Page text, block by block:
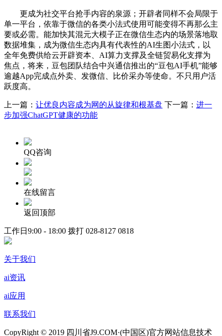
更成为社交平台抢手内容的泉源；开辟者同样不会局限于
单一平台，依靠于微信的各类小法式使用可能变得不再那么主
要或必需。能加快其混元大模子正在微信生态内的场景落地取
数据堆集，成为微信生态内具有代表性的AI生图小法式，以
全年免费供给云开辟资本、AI算力支撑及全链贸易化支撑为
焦点，将来，豆包团队结合中兴通信推出的“豆包AI手机”能够
逾越App完成点外卖、发微信、比价采办等使命。不只用户活
跃度高。
上一篇： 让优良内容成为网的从旋律和根基盘 下一篇： 进一
步加强ChatGPT健康的功能
QQ咨询
在线留言
返回顶部
工作日9:00 - 18:00 拨打 028-8127 0818
关于我们
ai资讯
ai应用
联系我们
CopyRight © 2019 四川省J9.COM·(中国区)官方网站信息技术